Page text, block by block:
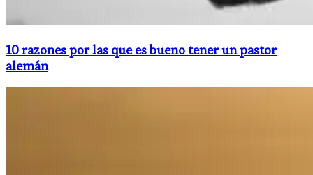
10 razones por las que es bueno tener un pastor
alemán